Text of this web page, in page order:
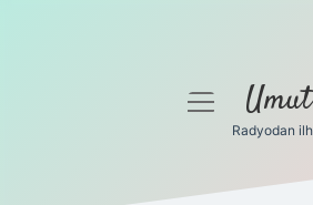
menüyü
Radyodan